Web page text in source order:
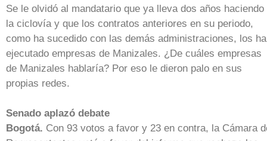
Se le olvidó al mandatario que ya lleva dos años haciendo
la ciclovía y que los contratos anteriores en su periodo,
como ha sucedido con las demás administraciones, los
ejecutado empresas de Manizales. ¿De cuáles empresas
de Manizales hablaría? Por eso le dieron palo en sus
propias redes.
Senado aplazó debate
Bogotá. Con 93 votos a favor y 23 en contra, la Cámara